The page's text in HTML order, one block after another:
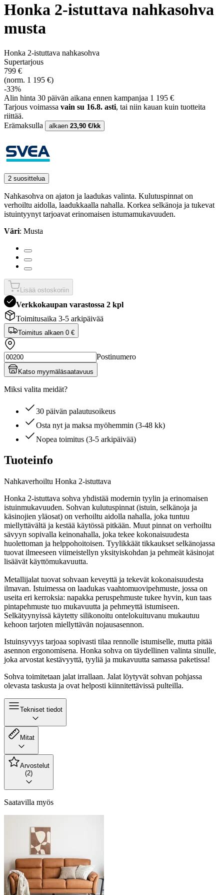
Honka 2-istuttava nahkasohva
musta
Honka 2-istuttava nahkasohva
Supertarjous
799 €
(norm. 1 195 €)
-33%
Alin hinta 30 päivän aikana ennen kampanjaa 1 195 €
Tarjous voimassa vain su 16.8. asti, tai niin kauan kuin tuotteita
riittää.
Erämaksulla
alkaen 23,90 €/kk
2 suosittelua
Nahkasohva on ajaton ja laadukas valinta. Kulutuspinnat on
verhoiltu aidolla, laadukkaalla nahalla. Korkea selkänoja ja tukevat
istuintyynyt tarjoavat erinomaisen istumamukavuuden.
Väri: Musta
Lisää ostoskoriin
Verkkokaupan varastossa 2 kpl
Toimitusaika 3-5 arkipäivää
Toimitus alkaen 0 €
Postinumero
Katso myymäläsaatavuus
Miksi valita meidät?
30 päivän palautusoikeus
Osta nyt ja maksa myöhemmin (3-48 kk)
Nopea toimitus (3-5 arkipäivää)
Tuoteinfo
Nahkaverhoiltu Honka 2-istuttava
Honka 2-istuttava sohva yhdistää modernin tyylin ja erinomaisen
istuinmukavuuden. Sohvan kulutuspinnat (istuin, selkänoja ja
käsinojien yläosat) on verhoiltu aidolla nahalla, joka tuntuu
miellyttävältä ja kestää käytössä pitkään. Muut pinnat on verhoiltu
sävyyn sopivalla keinonahalla, joka tekee kokonaisuudesta
huolettoman ja helppohoitoisen. Tyylikkäät tikkaukset selkänojassa
tuovat ilmeeseen viimeistellyn yksityiskohdan ja pehmeät käsinojat
lisäävät käyttömukavuutta.
Metallijalat tuovat sohvaan keveyttä ja tekevät kokonaisuudesta
ilmavan. Istuimessa on laadukas vaahtomuovipehmuste, jossa on
useita eri kerroksia: napakka peruspehmuste tukee hyvin, kun taas
pintapehmuste tuo mukavuutta ja pehmeyttä istumiseen.
Selkätyynyissä käytetty silikonoitu ontelokuituvanu mukautuu
kehoon tarjoten miellyttävän nojausasennon.
Istuinsyvyys tarjoaa sopivasti tilaa rennolle istumiselle, mutta pitää
asennon ergonomisena. Honka sohva on täydellinen valinta sinulle,
joka arvostat kestävyyttä, tyyliä ja mukavuutta samassa paketissa!
Sohva toimitetaan jalat irrallaan. Jalat löytyvät sohvan pohjassa
olevasta taskusta ja ovat helposti kiinnitettävissä pulteilla.
Tekniset tiedot
Mitat
Arvostelut
(2)
Saatavilla myös